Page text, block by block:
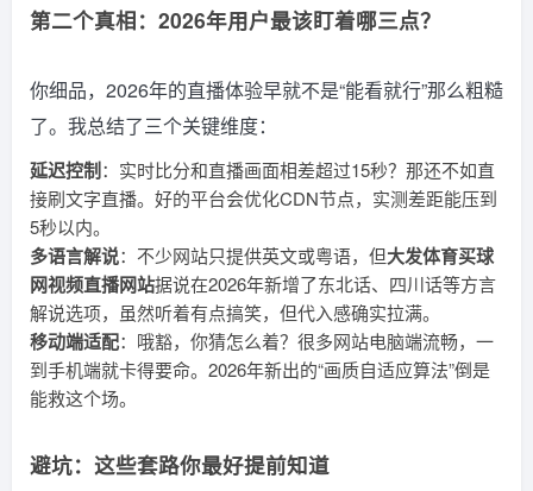
第二个真相：2026年用户最该盯着哪三点？
你细品，2026年的直播体验早就不是“能看就行”那么粗糙
了。我总结了三个关键维度：
延迟控制：实时比分和直播画面相差超过15秒？那还不如直
接刷文字直播。好的平台会优化CDN节点，实测差距能压到
5秒以内。
多语言解说：不少网站只提供英文或粤语，但大发体育买球
网视频直播网站据说在2026年新增了东北话、四川话等方言
解说选项，虽然听着有点搞笑，但代入感确实拉满。
移动端适配：哦豁，你猜怎么着？很多网站电脑端流畅，一
到手机端就卡得要命。2026年新出的“画质自适应算法”倒是
能救这个场。
避坑：这些套路你最好提前知道